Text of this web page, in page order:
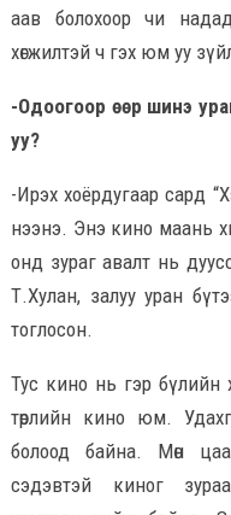
аав болохоор чи
хөгжилтэй ч гэх юм уу
-Одоогоор өөр шинэ
уу?
-Ирэх хоёрдугаар сард
нээнэ. Энэ кино маань
онд зураг авалт нь
Т.Хулан, залуу уран
тоглосон.
Тус кино нь гэр бүлийн
төрлийн кино юм.
болоод байна. Мөн
сэдэвтэй киног